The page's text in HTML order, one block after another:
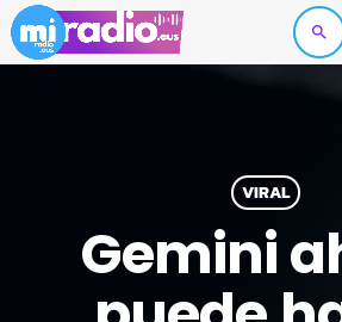
search
VIRAL
Gemini